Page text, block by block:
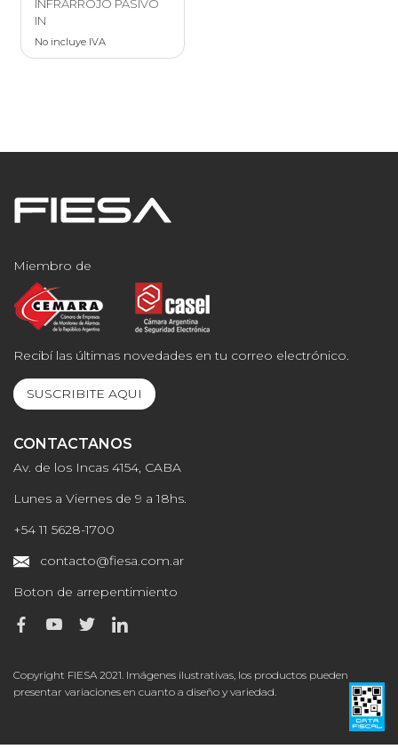
INFRARROJO PASIVO
IN
No incluye IVA
Miembro de
Recibí las últimas novedades en tu correo electrónico.
SUSCRIBITE AQUI
CONTACTANOS
Av. de los Incas 4154, CABA
Lunes a Viernes de 9 a 18hs.
+54 11 5628-1700
contacto@fiesa.com.ar
Boton de arrepentimiento
Copyright FIESA 2021. Imágenes ilustrativas, los productos pueden
presentar variaciones en cuanto a diseño y variedad.